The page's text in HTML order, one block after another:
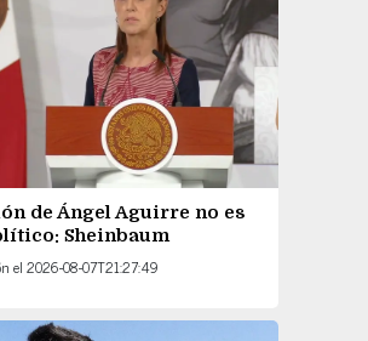
de Ángel Aguirre no es
Sheinbaum
el 2026-08-07T21:27:49